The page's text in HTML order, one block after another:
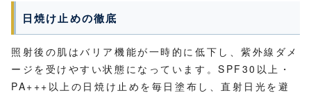
日焼け止めの徹底
照射後の肌はバリア機能が一時的に低下し、紫外線ダメ
ージを受けやすい状態になっています。SPF30以上・
PA+++以上の日焼け止めを毎日塗布し、直射日光を避